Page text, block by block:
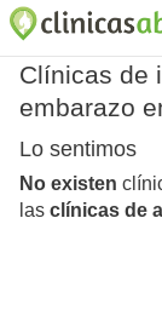
Clínicas de
embarazo
Lo sentimos
No existen
las clínicas de